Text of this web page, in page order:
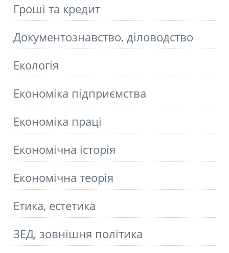
Гроші та кредит
Документознавство, діловодство
Екологія
Економіка підприємства
Економіка праці
Економічна історія
Економічна теорія
Етика, естетика
ЗЕД, зовнішня політика